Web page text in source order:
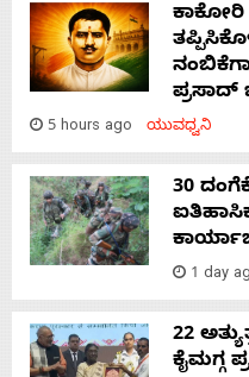
ಕಾಕೋರಿ
ಪ್ರಸಾದ್
5 hours ago ಯುವಧ್ವನಿ
30
1 day
22
ಕೈಮಗ್ಗ